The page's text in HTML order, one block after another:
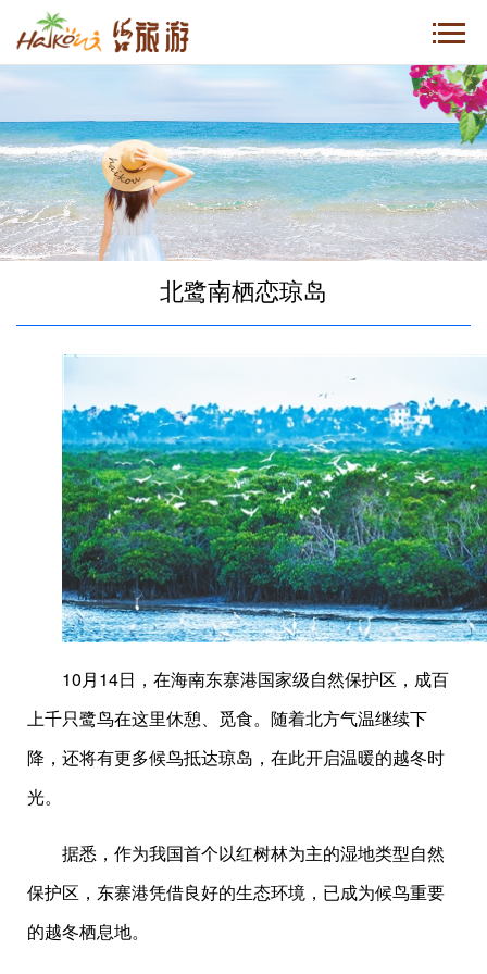
北鹭南栖恋琼岛
10月14日，在海南东寨港国家级自然保护区，成百
上千只鹭鸟在这里休憩、觅食。随着北方气温继续下
降，还将有更多候鸟抵达琼岛，在此开启温暖的越冬时
光。
据悉，作为我国首个以红树林为主的湿地类型自然
保护区，东寨港凭借良好的生态环境，已成为候鸟重要
的越冬栖息地。